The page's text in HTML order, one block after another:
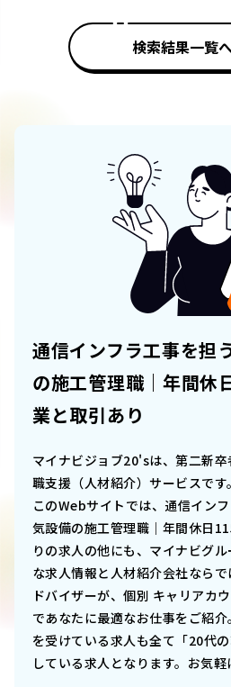
検索結果一覧
通信インフラ工事を担
の施工管理職｜年間休
業と取引あり
マイナビジョブ20'sは、第二新
職支援（人材紹介）サービスです。
このWebサイトでは、 通信イン
気設備の施工管理職｜年間休日
りの求人の他にも、マイナビグ
な求人情報と人材紹介会社なら
ドバイザーが、個別 キャリアカ
であなたに最適なお仕事をご紹
を受けている求人も全て「20代
している求人となります。お気軽